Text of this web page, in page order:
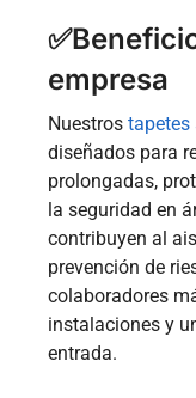
empresa
Nuestros
diseñados para
prolongadas,
la seguridad en
contribuyen al
prevención de
colaboradores
instalaciones y
entrada.